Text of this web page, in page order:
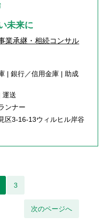
未来に
業承継・相続コンサル
| 銀行／信用金庫 | 助成
運送
ンナー
区3-16-13ウィルヒル岸谷
3
次のページへ